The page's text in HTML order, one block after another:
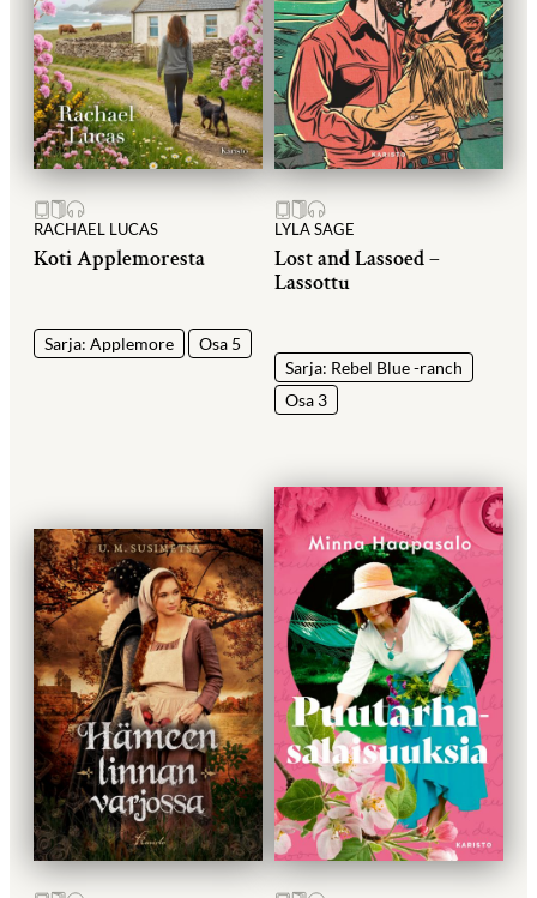
RACHAEL LUCAS
Koti Applemoresta
Sarja: Applemore Osa 5
LYLA SAGE
Lost and Lassoed –
Lassottu
Sarja: Rebel Blue -ranch
Osa 3